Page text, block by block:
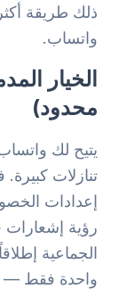
ذلك طريقة
واتساب.
الخيار
محدود)
يتيح لك
تنازلات
إعدادات
رؤية إشعارات
الجماعية
واحدة فقط —